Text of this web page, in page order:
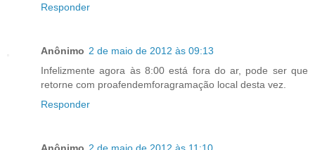
Responder
Anônimo 2 de maio de 2012 às 09:13
Infelizmente agora às 8:00 está fora do ar, pode ser que
retorne com proafendemforagramação local desta vez.
Responder
Anônimo 2 de maio de 2012 às 11:10